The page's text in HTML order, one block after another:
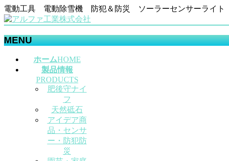
電動工具 電動除雪機 防犯＆防災 ソーラーセンサーライ
MENU
ホームHOME
製品情報
PRODUCTS
肥後守ナイ
フ
天然砥石
アイデア商
品・センサ
ー・防犯防
災